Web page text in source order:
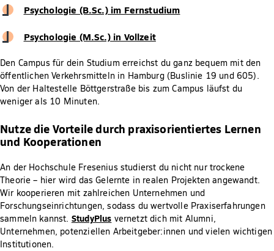
Psychologie (B.Sc.) im Fernstudium
Psychologie (M.Sc.) in Vollzeit
Den Campus für dein Studium erreichst du ganz bequem mit den
öffentlichen Verkehrsmitteln in Hamburg (Buslinie 19 und 605).
Von der Haltestelle Böttgerstraße bis zum Campus läufst du
weniger als 10 Minuten.
Nutze die Vorteile durch praxisorientiertes Lernen
und Kooperationen
An der Hochschule Fresenius studierst du nicht nur trockene
Theorie – hier wird das Gelernte in realen Projekten angewandt.
Wir kooperieren mit zahlreichen Unternehmen und
Forschungseinrichtungen, sodass du wertvolle Praxiserfahrungen
sammeln kannst. StudyPlus vernetzt dich mit Alumni,
Unternehmen, potenziellen Arbeitgeber:innen und vielen wichtigen
Institutionen.